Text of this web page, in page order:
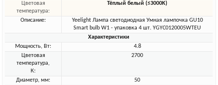
Цветовая
температура:
Тёплый белый (≤3000K)
Описание:
Yeelight Лампа светодиодная Умная лампочка GU10
Smart bulb W1 - упаковка 4 шт. YGYC0120005WTEU
Характеристики
Мощность, Вт:
4.8
Цветовая
температура,
К:
2700
Диаметр, мм:
50